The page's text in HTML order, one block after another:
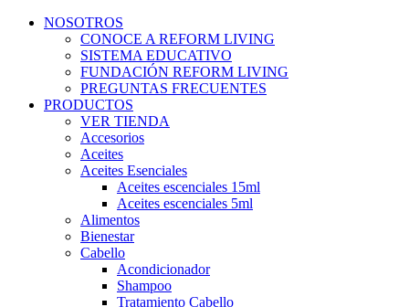
NOSOTROS
CONOCE A REFORM LIVING
SISTEMA EDUCATIVO
FUNDACIÓN REFORM LIVING
PREGUNTAS FRECUENTES
PRODUCTOS
VER TIENDA
Accesorios
Aceites
Aceites Esenciales
Aceites escenciales 15ml
Aceites escenciales 5ml
Alimentos
Bienestar
Cabello
Acondicionador
Shampoo
Tratamiento Cabello